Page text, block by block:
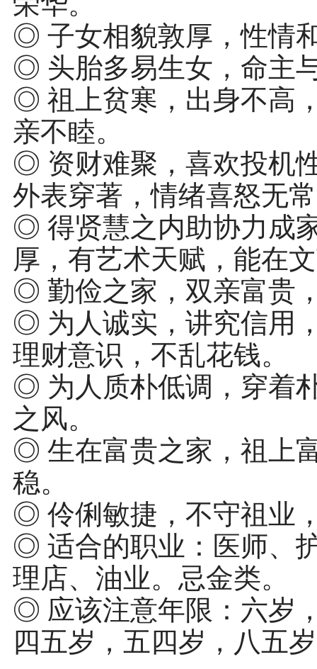
◎ 子女相貌敦厚，性情
◎ 头胎多易生女，命主
◎ 祖上贫寒，出身不高
亲不睦。
◎ 资财难聚，喜欢投机
外表穿著，情绪喜怒无
◎ 得贤慧之内助协力成
厚，有艺术天赋，能在
◎ 勤俭之家，双亲富贵
◎ 为人诚实，讲究信用
理财意识，不乱花钱。
◎ 为人质朴低调，穿着
之风。
◎ 生在富贵之家，祖上
稳。
◎ 伶俐敏捷，不守祖业
◎ 适合的职业：医师、
理店、油业。忌金类。
◎ 应该注意年限：六岁
四五岁，五四岁，八五